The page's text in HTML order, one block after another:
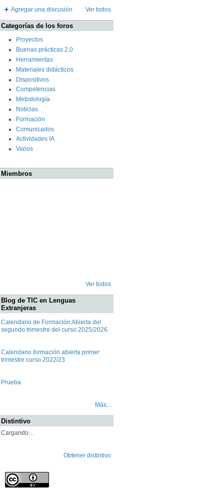
Agregar una discusión Ver todos
Categorías de los foros
Proyectos
Buenas prácticas 2.0
Herramientas
Materiales didácticos
Dispositivos
Competencias
Metodología
Noticias
Formación
Comunicados
Actividades IA
Varios
Miembros
Ver todos
Blog de TIC en Lenguas
Extranjeras
Calendario de Formación Abierta del
segundo trimestre del curso 2025/2026
Calendario formación abierta primer
trimestre curso 2022/23
Prueba
Más...
Distintivo
Cargando…
Obtener distintivo